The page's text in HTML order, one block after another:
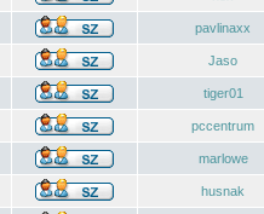
pavlinaxx
Jaso
tiger01
pccentrum
marlowe
husnak